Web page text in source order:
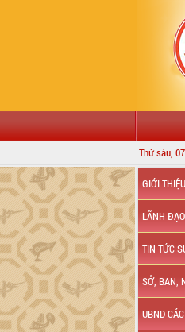
Thứ sáu,
CHÀO
GIỚI THIỆU
LÃNH
TIN TỨC
SỞ, BAN,
UBND